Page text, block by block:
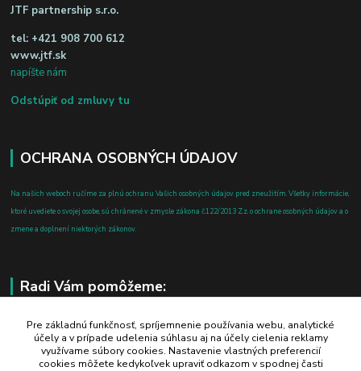
JTF partnership s.r.o.
tel: +421 908 700 612
www.jtf.sk
napíšte nám
Odstúpiť od zmluvy tu
OCHRANA OSOBNÝCH ÚDAJOV
Na našich weboch ručíme za plnú ochranu Vašich osobných údajov pred zneužitím. Všetky informácie,
ktoré uvediete o svojej osobe, sú chránené v zmysle zákona č.122/2013 Z.z. o ochrane osobných údajov a o
zmene a doplnení niektorých zákonov.
Radi Vám pomôžeme:
+421 908 700 612
po-pia: 8.00 - 16.00
Pre základnú funkčnosť, spríjemnenie používania webu, analytické
účely a v prípade udelenia súhlasu aj na účely cielenia reklamy
využívame súbory cookies. Nastavenie vlastných preferencií
cookies môžete kedykoľvek upraviť odkazom v spodnej časti